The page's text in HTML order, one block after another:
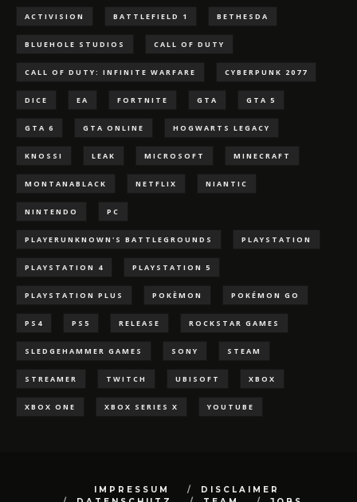
ACTIVISION BATTLEFIELD 1 BETHESDA
BLUEHOLE STUDIOS CALL OF DUTY
CALL OF DUTY: INFINITE WARFARE CYBERPUNK 2077
DICE EA FORTNITE GTA GTA 5
GTA 6 GTA ONLINE HOGWARTS LEGACY
KNOSSI LEAK MICROSOFT MINECRAFT
MONTANABLACK NETFLIX NIANTIC
NINTENDO PC
PLAYERUNKNOWN'S BATTLEGROUNDS PLAYSTATION
PLAYSTATION 4 PLAYSTATION 5
PLAYSTATION PLUS POKÈMON POKÉMON GO
PS4 PS5 RELEASE ROCKSTAR GAMES
SLEDGEHAMMER GAMES SONY STEAM
STREAMER TWITCH UBISOFT XBOX
XBOX ONE XBOX SERIES X YOUTUBE
IMPRESSUM
DISCLAIMER